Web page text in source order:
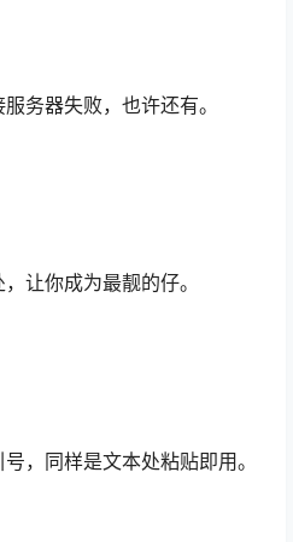
务器失败，也许还有。
让你成为最靓的仔。
，同样是文本处粘贴即用。